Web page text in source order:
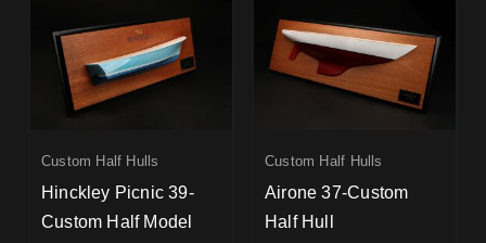
Custom Half Hulls
Hinckley Picnic 39-
Custom Half Model
Custom Half Hulls
Airone 37-Custom
Half Hull